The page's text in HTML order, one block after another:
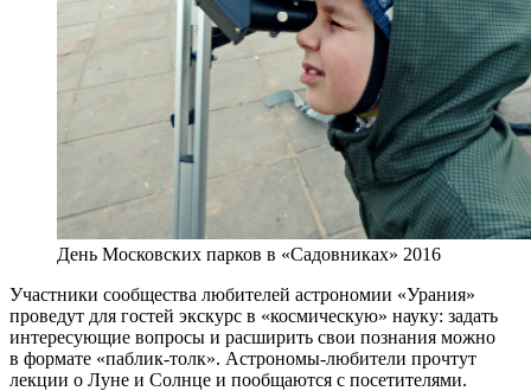
День Московских парков в «Садовниках» 2016
Участники сообщества любителей астрономии «Урания»
проведут для гостей экскурс в «космическую» науку: задать
интересующие вопросы и расширить свои познания можно
в формате «паблик-толк». Астрономы-любители прочтут
лекции о Луне и Солнце и пообщаются с посетителями.